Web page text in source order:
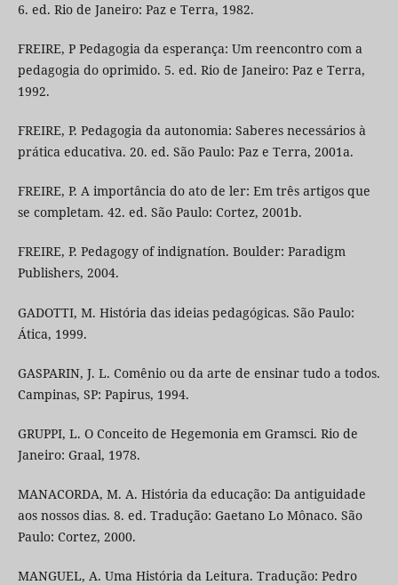
6. ed. Rio de Janeiro: Paz e Terra, 1982.
FREIRE, P Pedagogia da esperança: Um reencontro com a
pedagogia do oprimido. 5. ed. Rio de Janeiro: Paz e Terra,
1992.
FREIRE, P. Pedagogia da autonomia: Saberes necessários à
prática educativa. 20. ed. São Paulo: Paz e Terra, 2001a.
FREIRE, P. A importância do ato de ler: Em três artigos que
se completam. 42. ed. São Paulo: Cortez, 2001b.
FREIRE, P. Pedagogy of indignatíon. Boulder: Paradigm
Publishers, 2004.
GADOTTI, M. História das ideias pedagógicas. São Paulo:
Ática, 1999.
GASPARIN, J. L. Comênio ou da arte de ensinar tudo a todos.
Campinas, SP: Papirus, 1994.
GRUPPI, L. O Conceito de Hegemonia em Gramsci. Rio de
Janeiro: Graal, 1978.
MANACORDA, M. A. História da educação: Da antiguidade
aos nossos dias. 8. ed. Tradução: Gaetano Lo Mônaco. São
Paulo: Cortez, 2000.
MANGUEL, A. Uma História da Leitura. Tradução: Pedro